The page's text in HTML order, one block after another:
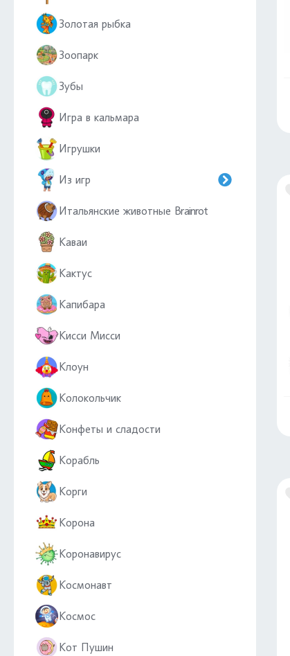
Золотая рыбка
Зоопарк
Зубы
Игра в кальмара
Игрушки
Из игр
Итальянские животные Brainrot
Каваи
Кактус
Капибара
Кисси Мисси
Клоун
Колокольчик
Конфеты и сладости
Корабль
Корги
Корона
Коронавирус
Космонавт
Космос
Кот Пушин